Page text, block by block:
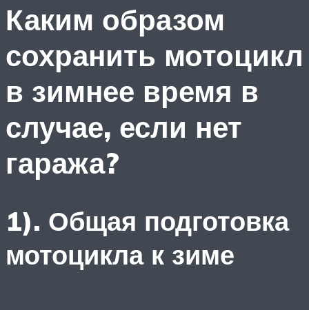
Каким образом
сохранить мотоцикл
в зимнее время в
случае, если нет
гаража?
1). Общая подготовка
мотоцикла к зиме